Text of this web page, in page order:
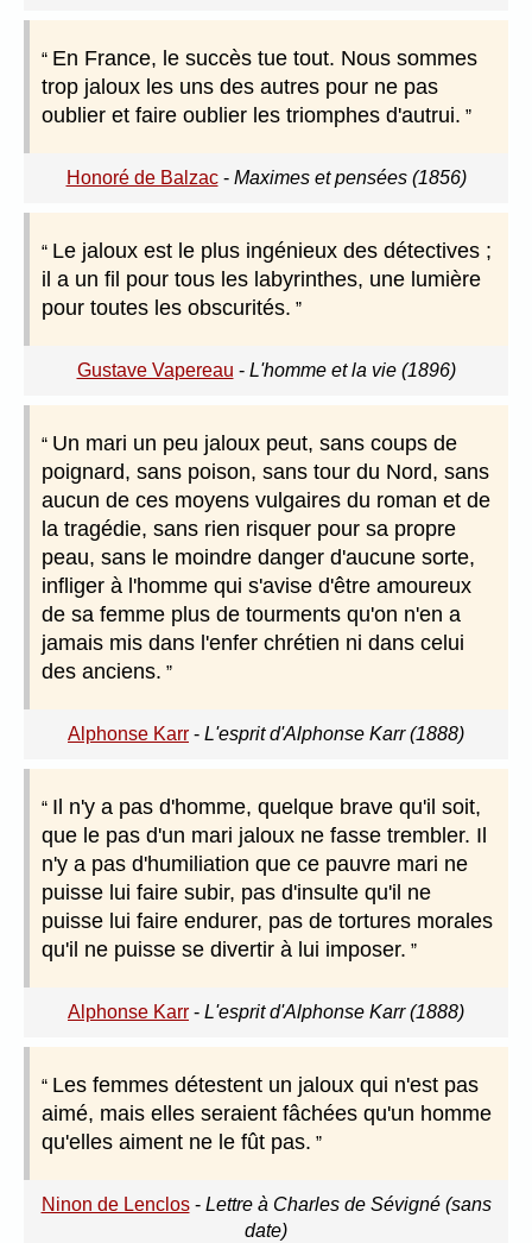
En France, le succès tue tout. Nous sommes
trop jaloux les uns des autres pour ne pas
oublier et faire oublier les triomphes d'autrui.
Honoré de Balzac- Maximes et pensées (1856)
Le jaloux est le plus ingénieux des détectives ;
il a un fil pour tous les labyrinthes, une lumière
pour toutes les obscurités.
Gustave Vapereau - L'homme et la vie (1896)
Un mari un peu jaloux peut, sans coups de
poignard, sans poison, sans tour du Nord, sans
aucun de ces moyens vulgaires du roman et de
la tragédie, sans rien risquer pour sa propre
peau, sans le moindre danger d'aucune sorte,
infliger à l'homme qui s'avise d'être amoureux
de sa femme plus de tourments qu'on n'en a
jamais mis dans l'enfer chrétien ni dans celui
des anciens.
Alphonse Karr - L'esprit d'Alphonse Karr (1888)
Il n'y a pas d'homme, quelque brave qu'il soit,
que le pas d'un mari jaloux ne fasse trembler. Il
n'y a pas d'humiliation que ce pauvre mari ne
puisse lui faire subir, pas d'insulte qu'il ne
puisse lui faire endurer, pas de tortures morales
qu'il ne puisse se divertir à lui imposer.
Alphonse Karr - L'esprit d'Alphonse Karr (1888)
Les femmes détestent un jaloux qui n'est pas
aimé, mais elles seraient fâchées qu'un homme
qu'elles aiment ne le fût pas.
Ninon de Lenclos- Lettre à Charles de Sévigné (sans
date)